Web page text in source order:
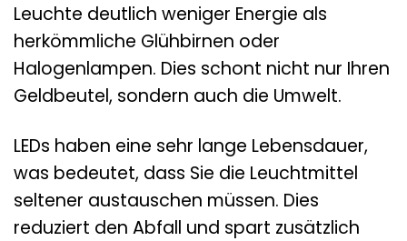
Leuchte deutlich weniger Energie als
herkömmliche Glühbirnen oder
Halogenlampen. Dies schont nicht nur Ihren
Geldbeutel, sondern auch die Umwelt.
LEDs haben eine sehr lange Lebensdauer,
was bedeutet, dass Sie die Leuchtmittel
seltener austauschen müssen. Dies
reduziert den Abfall und spart zusätzlich